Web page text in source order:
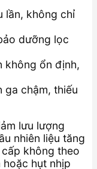
lần, không chỉ
dưỡng lọc
không ổn định,
ga chậm, thiếu
lưu lượng
nhiên liệu tăng
không theo
hụt nhịp